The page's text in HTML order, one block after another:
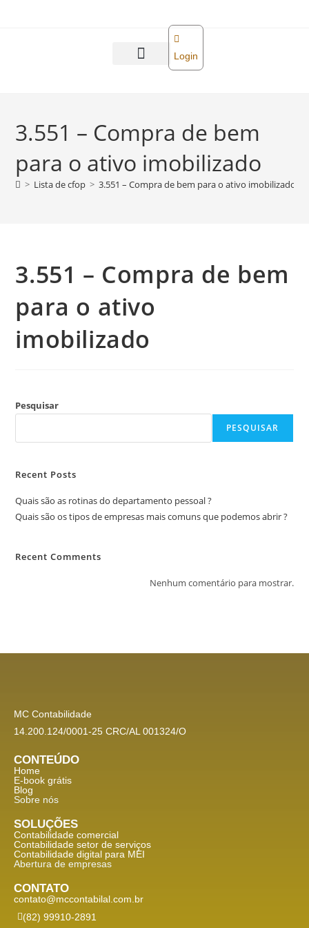
Login
3.551 – Compra de bem
para o ativo imobilizado
> Lista de cfop > 3.551 – Compra de bem para o ativo imobilizado
3.551 – Compra de bem
para o ativo
imobilizado
Pesquisar
PESQUISAR
Recent Posts
Quais são as rotinas do departamento pessoal ?
Quais são os tipos de empresas mais comuns que podemos abrir ?
Recent Comments
Nenhum comentário para mostrar.
MC Contabilidade
14.200.124/0001-25 CRC/AL 001324/O
CONTEÚDO
Home
E-book grátis
Blog
Sobre nós
SOLUÇÕES
Contabilidade comercial
Contabilidade setor de serviços
Contabilidade digital para MEI
Abertura de empresas
CONTATO
contato@mccontabilal.com.br
(82) 99910-2891